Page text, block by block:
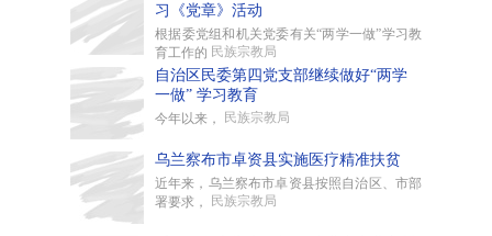
习《党章》活动
根据委党组和机关党委有关“两学一做”学习教
育工作的 民族宗教局
自治区民委第四党支部继续做好“两学
一做” 学习教育
今年以来， 民族宗教局
乌兰察布市卓资县实施医疗精准扶贫
近年来，乌兰察布市卓资县按照自治区、市部
署要求，
民族宗教局